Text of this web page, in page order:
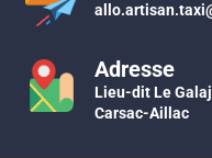
Adresse
Lieu-dit Le
Carsac-Aillac